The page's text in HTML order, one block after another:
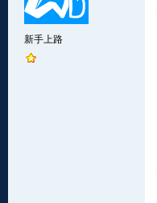
新手上路